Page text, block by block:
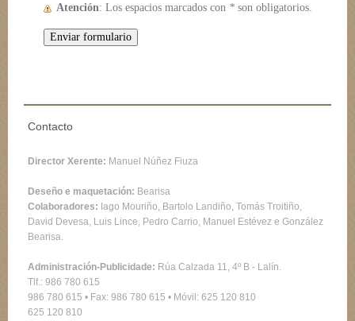
Atención : Los espacios marcados con * son obligatorios.
Contacto
Director Xerente: Manuel Núñez Fiuza
Deseño e maquetación: Bearisa
Colaboradores: Iago Mouriño, Bartolo Landiño, Tomás Troitiño,
David Devesa, Luis Lince, Pedro Carrio, Manuel Estévez e González
Bearisa.
Administración-Publicidade: Rúa Calzada 11, 4º B - Lalín.
Tlf.: 986 780 615
986 780 615 • Fax: 986 780 615 • Móvil: 625 120 810
625 120 810